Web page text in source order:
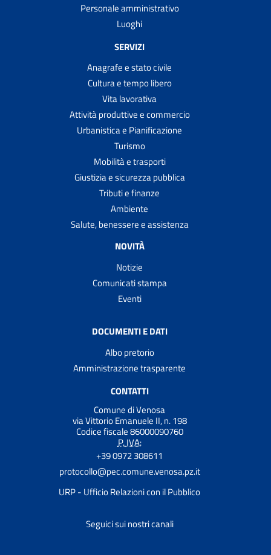
Personale amministrativo
Luoghi
SERVIZI
Anagrafe e stato civile
Cultura e tempo libero
Vita lavorativa
Attività produttive e commercio
Urbanistica e Pianificazione
Turismo
Mobilità e trasporti
Giustizia e sicurezza pubblica
Tributi e finanze
Ambiente
Salute, benessere e assistenza
NOVITÀ
Notizie
Comunicati stampa
Eventi
DOCUMENTI E DATI
Albo pretorio
Amministrazione trasparente
CONTATTI
Comune di Venosa
via Vittorio Emanuele II, n. 198
Codice fiscale 86000090760
P. IVA:
+39 0972 308611
protocollo@pec.comune.venosa.pz.it
URP - Ufficio Relazioni con il Pubblico
Seguici sui nostri canali